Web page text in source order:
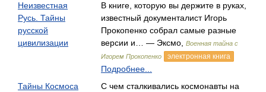
Неизвестная
Русь. Тайны
русской
цивилизации
В книге, которую вы держите в руках,
известный документалист Игорь
Прокопенко собрал самые разные
версии и… — Эксмо,
Военная тайна с
Игорем Прокопенко
электронная книга
Подробнее...
Тайны Космоса
С чем сталкивались космонавты на